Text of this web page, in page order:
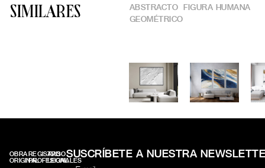
SIMILARES
ABSTRACTO FIGURA HUMANA
GEOMÉTRICO
OBRA
ORIGINAL
REGISTRO
PROFESIONALES
AVISO
LEGAL
SUSCRÍBETE A NUESTRA